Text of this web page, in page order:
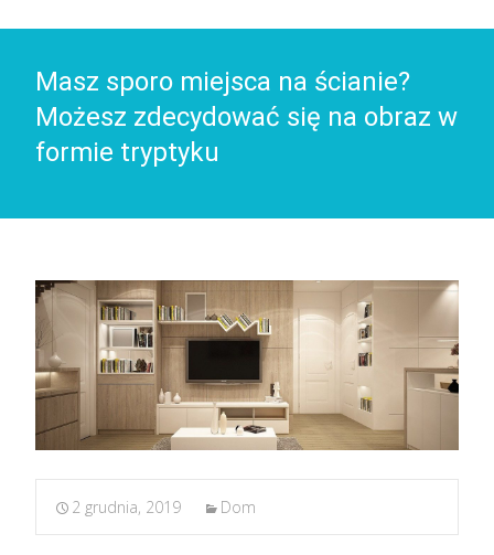
Masz sporo miejsca na ścianie?
Możesz zdecydować się na obraz w
formie tryptyku
2 grudnia, 2019 Dom